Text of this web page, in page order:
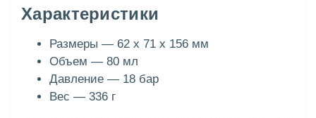
Характеристики
Размеры — 62 х 71 х 156 мм
Объем — 80 мл
Давление — 18 бар
Вес — 336 г